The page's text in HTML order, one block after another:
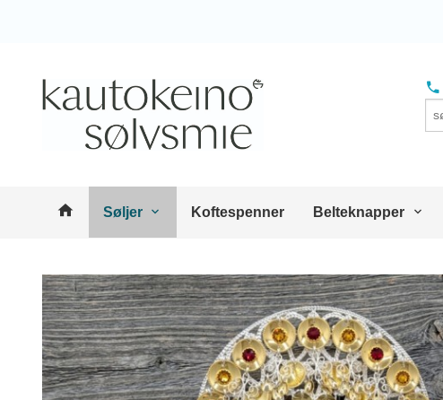
Produkter
Søljer Koftespenner Belteknapper